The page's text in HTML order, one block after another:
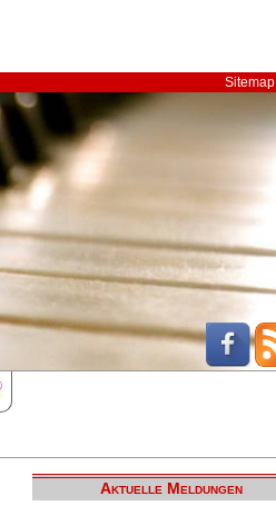
Sitemap
Aktuelle Meldungen